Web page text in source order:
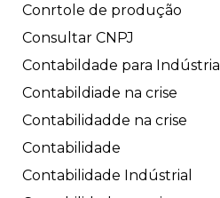
Conrtole de produção
Consultar CNPJ
Contabildade para Indústria
Contabildiade na crise
Contabilidadde na crise
Contabilidade
Contabilidade Indústrial